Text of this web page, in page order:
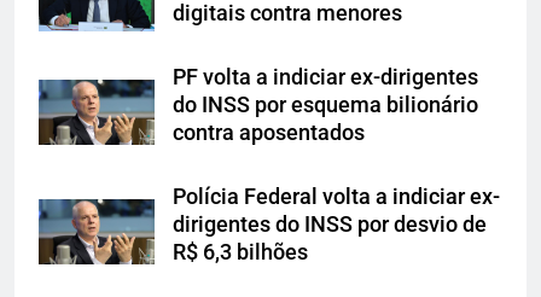
digitais contra menores
PF volta a indiciar ex-dirigentes
do INSS por esquema bilionário
contra aposentados
Polícia Federal volta a indiciar ex-
dirigentes do INSS por desvio de
R$ 6,3 bilhões